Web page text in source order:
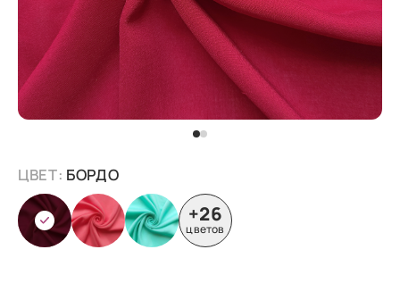
ЦВЕТ: БОРДО
+26
цветов